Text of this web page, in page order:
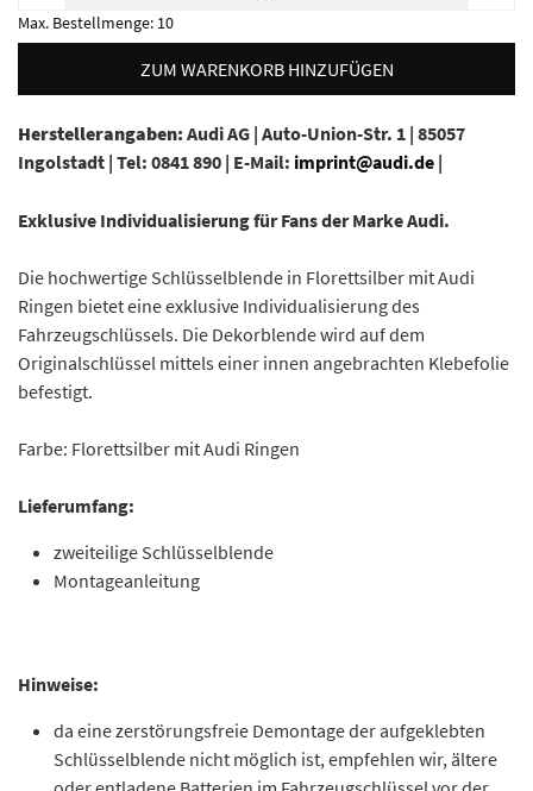
Max. Bestellmenge: 10
ZUM WARENKORB HINZUFÜGEN
Herstellerangaben: Audi AG | Auto-Union-Str. 1 | 85057
Ingolstadt | Tel: 0841 890 | E-Mail: imprint@audi.de |
Exklusive Individualisierung für Fans der Marke Audi.
Die hochwertige Schlüsselblende in Florettsilber mit Audi
Ringen bietet eine exklusive Individualisierung des
Fahrzeugschlüssels. Die Dekorblende wird auf dem
Originalschlüssel mittels einer innen angebrachten Klebefolie
befestigt.
Farbe: Florettsilber mit Audi Ringen
Lieferumfang:
zweiteilige Schlüsselblende
Montageanleitung
Hinweise:
da eine zerstörungsfreie Demontage der aufgeklebten
Schlüsselblende nicht möglich ist, empfehlen wir, ältere